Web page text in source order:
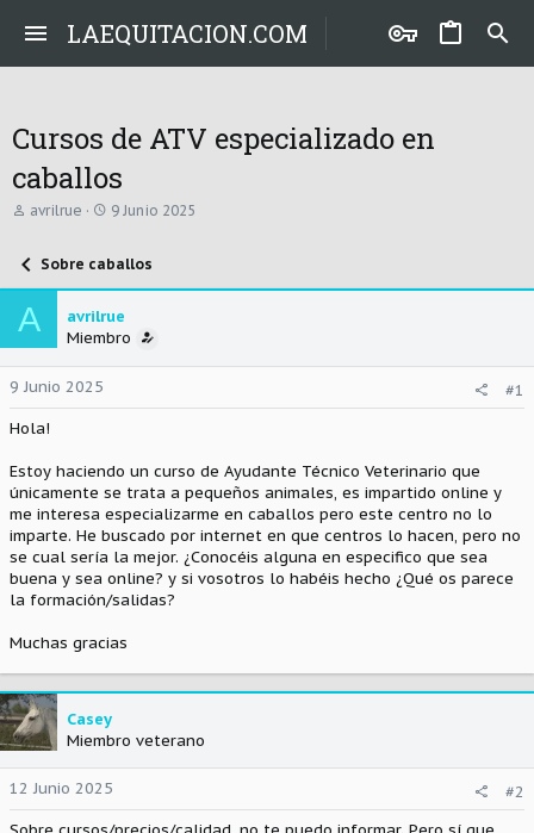
LAEQUITACION.COM
Cursos de ATV especializado en
caballos
A
o
r
avrilrue
F
h
a
e
i
9 Junio 2025
Sobre caballos
A
avrilrue
Miembro
9 Junio 2025
#1
Hola!
Estoy haciendo un curso de Ayudante Técnico Veterinario que
únicamente se trata a pequeños animales, es impartido online y
me interesa especializarme en caballos pero este centro no lo
imparte. He buscado por internet en que centros lo hacen, pero no
se cual sería la mejor. ¿Conocéis alguna en especifico que sea
buena y sea online? y si vosotros lo habéis hecho ¿Qué os parece
la formación/salidas?
Muchas gracias
Casey
Miembro veterano
12 Junio 2025
#2